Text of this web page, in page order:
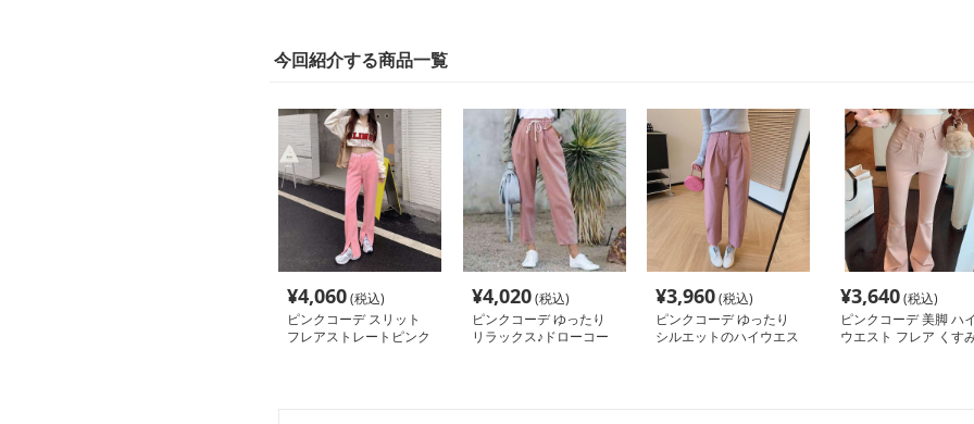
今回紹介する商品一覧
¥4,060(税込)
ピンクコーデ スリット
フレアストレートピンク
¥4,020(税込)
ピンクコーデ ゆったり
リラックス♪ドローコー
¥3,960(税込)
ピンクコーデ ゆったり
シルエットのハイウエス
¥3,640(税込)
ピンクコーデ 美脚 ハイ
ウエスト フレア くす